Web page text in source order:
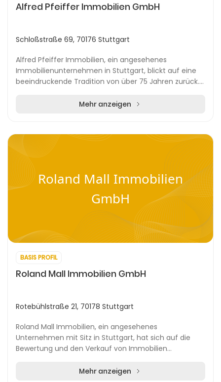
Alfred Pfeiffer Immobilien GmbH
Schloßstraße 69, 70176 Stuttgart
Alfred Pfeiffer Immobilien, ein angesehenes
Immobilienunternehmen in Stuttgart, blickt auf eine
beeindruckende Tradition von über 75 Jahren zurück.
Mehr anzeigen
Roland Mall Immobilien
GmbH
BASIS PROFIL
Roland Mall Immobilien GmbH
Rotebühlstraße 21, 70178 Stuttgart
Roland Mall Immobilien, ein angesehenes
Unternehmen mit Sitz in Stuttgart, hat sich auf die
Bewertung und den Verkauf von Immobilien
Unternehmen sein...Mehr anzeigen